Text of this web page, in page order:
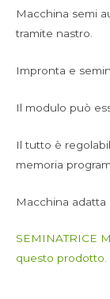
Macchina semi
tramite nastro.
Impronta e
Il modulo può
Il tutto è
memoria
Macchina adatta
SEMINATRICE
questo prodotto.